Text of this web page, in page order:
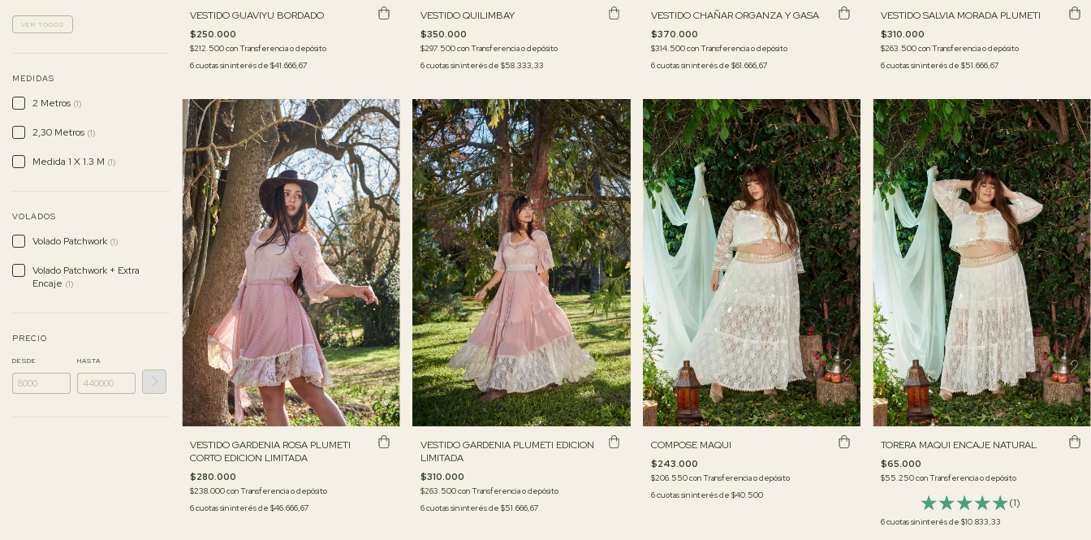
VER TODOS
MEDIDAS
2 Metros (1)
2,30 Metros (1)
Medida 1 X 1.3 M (1)
VOLADOS
Volado Patchwork (1)
Volado Patchwork + Extra
Encaje (1)
PRECIO
DESDE HASTA
VESTIDO GUAVIYU BORDADO
$250.000
$212.500conTransferencia o depósito
6cuotas sin interés de $41.666,67
VESTIDO QUILIMBAY
$350.000
$297.500conTransferencia o depósito
6cuotas sin interés de $58.333,33
VESTIDO CHAÑAR ORGANZA Y GASA
$370.000
$314.500conTransferencia o depósito
6cuotas sin interés de $61.666,67
VESTIDO SALVIA MORADA PLUMETI
$310.000
$263.500conTransferencia o depósito
6cuotas sin interés de$51.666,67
VESTIDO GARDENIA ROSA PLUMETI
CORTO EDICION LIMITADA
$280.000
$238.000conTransferencia o depósito
6cuotas sin interés de $46.666,67
VESTIDO GARDENIA PLUMETI EDICION
LIMITADA
$310.000
$263.500conTransferencia o depósito
6cuotas sin interés de $51.666,67
COMPOSE MAQUI
$243.000
$206.550conTransferencia o depósito
6cuotas sin interés de $40.500
TORERA MAQUI ENCAJE NATURAL
$65.000
$55.250conTransferencia o depósito
(1)
6cuotas sin interés de$10.833,33